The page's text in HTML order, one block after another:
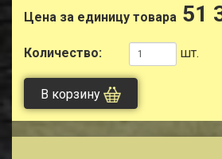
Цена за единицу товара 51
Количество: шт.
В корзину